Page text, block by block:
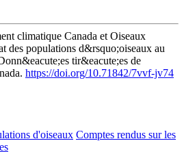
climatique Canada et Oiseaux
des populations d&rsquo;oiseaux au
tir&eacute;es de
https://doi.org/10.71842/7vvf-jv74
d'oiseaux Comptes rendus sur les